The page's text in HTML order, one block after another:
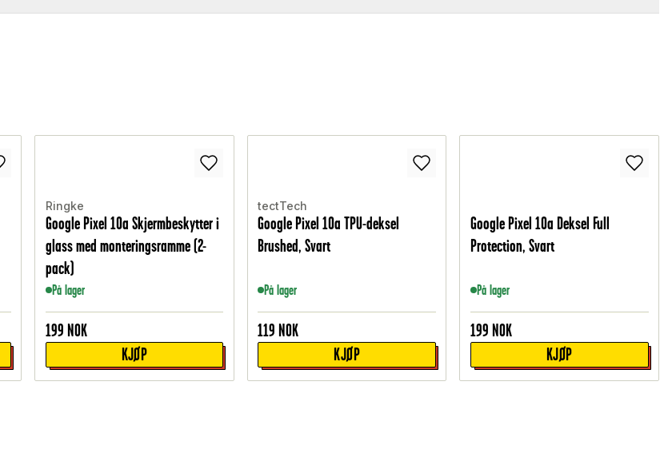
Ringke
Google Pixel 10a Skjermbeskytter i
glass med monteringsramme (2-
pack)
På lager
199 NOK
KJØP
tectTech
Google Pixel 10a TPU-deksel
Brushed, Svart
På lager
119 NOK
KJØP
Google Pixel 10a Deksel Full
Protection, Svart
På lager
199 NOK
KJØP